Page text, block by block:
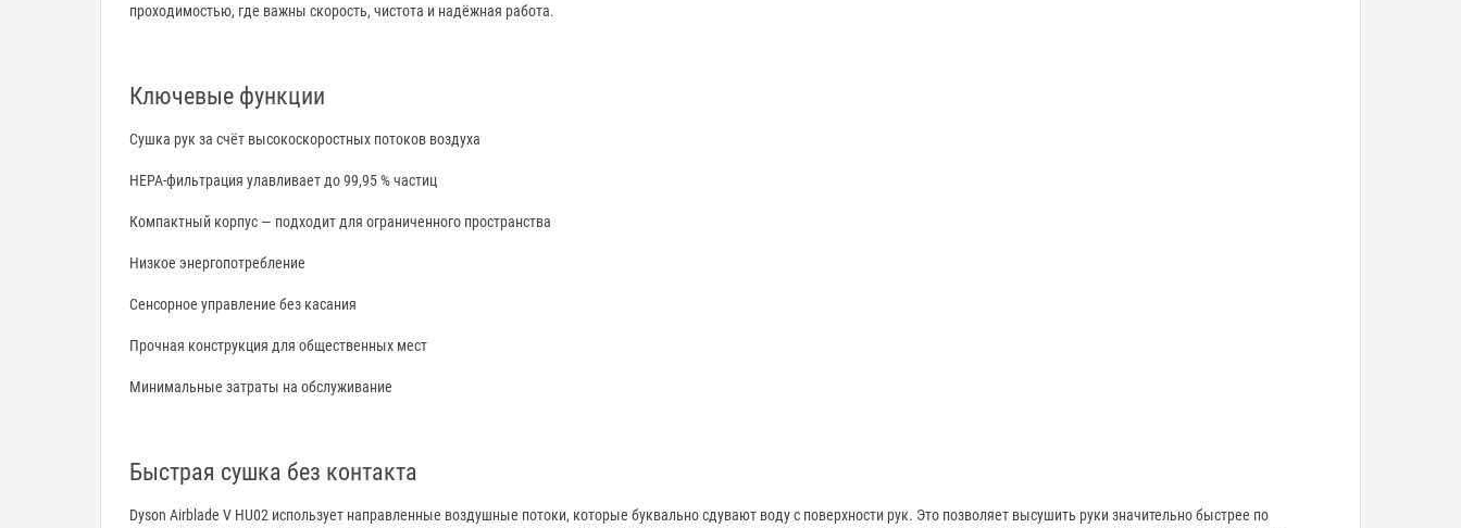
проходимостью, где важны скорость, чистота и надёжная работа.
Ключевые функции
Сушка рук за счёт высокоскоростных потоков воздуха
HEPA-фильтрация улавливает до 99,95 % частиц
Компактный корпус — подходит для ограниченного пространства
Низкое энергопотребление
Сенсорное управление без касания
Прочная конструкция для общественных мест
Минимальные затраты на обслуживание
Быстрая сушка без контакта
Dyson Airblade V HU02 использует направленные воздушные потоки, которые буквально сдувают воду с поверхности рук. Это позволяет высушить руки значительно быстрее по